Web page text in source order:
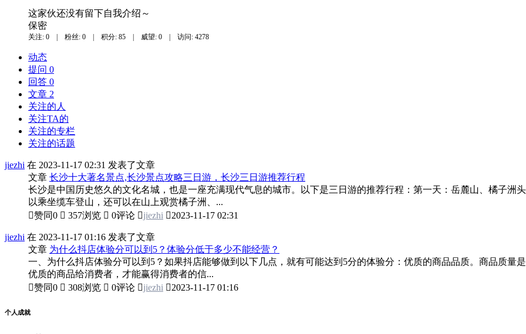
这家伙还没有留下自我介绍～
保密
关注: 0 | 粉丝: 0 | 积分: 85 | 威望: 0 | 访问: 4278
动态
提问 0
回答 0
文章 2
关注的人
关注TA的
关注的专栏
关注的话题
jiezhi 在 2023-11-17 02:31 发表了文章
文章 长沙十大著名景点,长沙景点攻略三日游，长沙三日游推荐行程
长沙是中国历史悠久的文化名城，也是一座充满现代气息的城市。以下是三日游的推荐行程：第一天：岳麓山、橘子洲
以乘坐缆车登山，还可以在山上观赏橘子洲、...
赞同0  357浏览  0评论 jiezhi 2023-11-17 02:31
jiezhi 在 2023-11-17 01:16 发表了文章
文章 为什么抖店体验分可以到5？体验分低于多少不能经营？
一、为什么抖店体验分可以到5？如果抖店能够做到以下几点，就有可能达到5分的体验分：优质的商品品质。商品质量
优质的商品给消费者，才能赢得消费者的信...
赞同0  308浏览  0评论 jiezhi 2023-11-17 01:16
个人成就